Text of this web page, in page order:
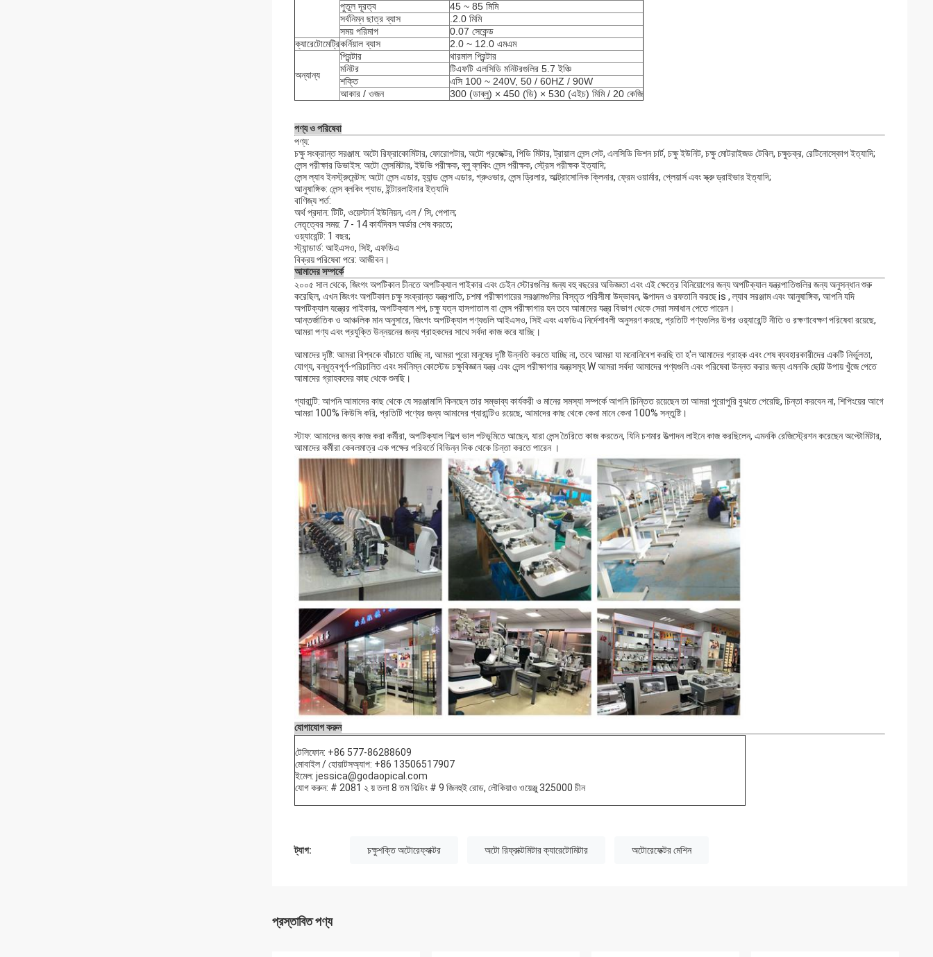
পুতুল দূরত্ব
45 ~ 85 মিমি
সর্বনিম্ন ছাত্র ব্যাস
.2.0 মিমি
সময় পরিমাপ
0.07 সেকেন্ড
ক্যারেটোমেট্রিকর্নিয়াল ব্যাস 2.0 ~ 12.0 এমএম
অন্যান্য
প্রিন্টার
থারমাল প্রিন্টার
মনিটর
টিএফটি এলসিডি মনিটরগুলির 5.7 ইঞ্চি
শক্তি
এসি 100 ~ 240V, 50 / 60HZ / 90W
আকার / ওজন
300 (ডাব্লু) × 450 (ডি) × 530 (এইচ) মিমি / 20 কেজি
পণ্য ও পরিষেবা
পণ্য:
চক্ষু সংক্রান্ত সরঞ্জাম: অটো রিফ্রাকোমিটার, ফোরোপটার, অটো প্রজেক্টর, পিডি মিটার, ট্রায়াল লেন্স সেট, এলসিডি ভিশন চার্ট, চক্ষু ইউনিট, চক্ষু মোটরাইজড টেবিল, চক্ষুচক্র, রেটিনোস্কোপ ইত্যাদি;
লেন্স পরীক্ষার ডিভাইস: অটো লেন্সমিটার, ইউভি পরীক্ষক, ব্লু ব্লকিং লেন্স পরীক্ষক, স্ট্রেস পরীক্ষক ইত্যাদি;
লেন্স ল্যাব ইনস্ট্রুমেন্টস: অটো লেন্স এডার, হ্যান্ড লেন্স এডার, গ্রুওভার, লেন্স ড্রিলার, আল্ট্রাসোনিক ক্লিনার, ফ্রেম ওয়ার্মার, প্লেয়ার্স এবং স্ক্রু ড্রাইভার ইত্যাদি;
আনুষাঙ্গিক: লেন্স ব্লকিং প্যাড, ইন্টারলাইনার ইত্যাদি
বাণিজ্য শর্ত:
অর্থ প্রদান: টিটি, ওয়েস্টার্ন ইউনিয়ন, এল / সি, পেপাল;
নেতৃত্বের সময়: 7 - 14 কার্যদিবস অর্ডার শেষ করতে;
ওয়্যারেন্টি: 1 বছর;
স্ট্যান্ডার্ড: আইএসও, সিই, এফডিএ
বিক্রয় পরিষেবা পরে: আজীবন।
আমাদের সম্পর্কে
২০০৫ সাল থেকে, জিংগং অপটিকাল চীনতে অপটিক্যাল পাইকার এবং চেইন স্টোরগুলির জন্য বহু বছরের অভিজ্ঞতা এবং এই ক্ষেত্রে বিনিয়োগের জন্য অপটিক্যাল যন্ত্রপাতিগুলির জন্য অনুসন্ধান শুরু
করেছিল, এখন জিংগং অপটিকাল চক্ষু সংক্রান্ত যন্ত্রপাতি, চশমা পরীক্ষাগারের সরঞ্জামগুলির বিস্তৃত পরিসীমা উদ্ভাবন, উত্পাদন ও রফতানি করছে is , ল্যাব সরঞ্জাম এবং আনুষাঙ্গিক, আপনি যদি
অপটিক্যাল যন্ত্রের পাইকার, অপটিক্যাল শপ, চক্ষু যত্ন হাসপাতাল বা লেন্স পরীক্ষাগার হন তবে আমাদের যন্ত্র বিভাগ থেকে সেরা সমাধান পেতে পারেন।
আন্তর্জাতিক ও আঞ্চলিক মান অনুসারে, জিংগং অপটিক্যাল পণ্যগুলি আইএসও, সিই এবং এফডিএ নির্দেশাবলী অনুসরণ করছে, প্রতিটি পণ্যগুলির উপর ওয়্যারেন্টি নীতি ও রক্ষণাবেক্ষণ পরিষেবা রয়েছে,
আমরা পণ্য এবং প্রযুক্তি উন্নয়নের জন্য গ্রাহকদের সাথে সর্বদা কাজ করে যাচ্ছি।
আমাদের দৃষ্টি: আমরা বিশ্বকে বাঁচাতে যাচ্ছি না, আমরা পুরো মানুষের দৃষ্টি উন্নতি করতে যাচ্ছি না, তবে আমরা যা মনোনিবেশ করছি তা হ'ল আমাদের গ্রাহক এবং শেষ ব্যবহারকারীদের একটি নির্ভুলতা,
যোগ্য, বন্ধুত্বপূর্ণ-পরিচালিত এবং সর্বনিম্ন কোস্টেড চক্ষুবিজ্ঞান যন্ত্র এবং লেন্স পরীক্ষাগার যন্ত্রসমূহ W আমরা সর্বদা আমাদের পণ্যগুলি এবং পরিষেবা উন্নত করার জন্য এমনকি ছোট্ট উপায় খুঁজে পেতে
আমাদের গ্রাহকদের কাছ থেকে শুনছি।
গ্যারান্টি: আপনি আমাদের কাছ থেকে যে সরঞ্জামাদি কিনছেন তার সম্ভাব্য কার্যকরী ও মানের সমস্যা সম্পর্কে আপনি চিন্তিত রয়েছেন তা আমরা পুরোপুরি বুঝতে পেরেছি, চিন্তা করবেন না, শিপিংয়ের আগে
আমরা 100% কিউসি করি, প্রতিটি পণ্যের জন্য আমাদের গ্যারান্টিও রয়েছে, আমাদের কাছ থেকে কেনা মানে কেনা 100% সন্তুষ্টি।
স্টাফ: আমাদের জন্য কাজ করা কর্মীরা, অপটিক্যাল শিল্পে ভাল পটভূমিতে আছেন, যারা লেন্স তৈরিতে কাজ করতেন, যিনি চশমার উত্পাদন লাইনে কাজ করছিলেন, এমনকি রেজিস্ট্রেশন করেছেন অপ্টোমিটার,
আমাদের কর্মীরা কেবলমাত্র এক পক্ষের পরিবর্তে বিভিন্ন দিক থেকে চিন্তা করতে পারেন ।
যোগাযোগ করুন
টেলিফোন: +86 577-86288609
মোবাইল / হোয়াটসঅ্যাপ: +86 13506517907
ইমেল: jessica@godaopical.com
যোগ করুন: # 2081 ২ য় তলা 8 তম বিল্ডিং # 9 জিনহুই রোড, লৌকিয়াও ওয়েঞ্জু 325000 চীন
ট্যাগ: চক্ষুশক্তি অটোরেফ্যাক্টর অটো রিফ্রাক্টমিটার ক্যারেটোমিটার অটোরেফেক্টর মেশিন
প্রস্তাবিত পণ্য